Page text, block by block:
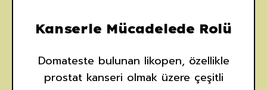
Kanserle Mücadelede Rolü
Domateste bulunan likopen, özellikle
prostat kanseri olmak üzere çeşitli